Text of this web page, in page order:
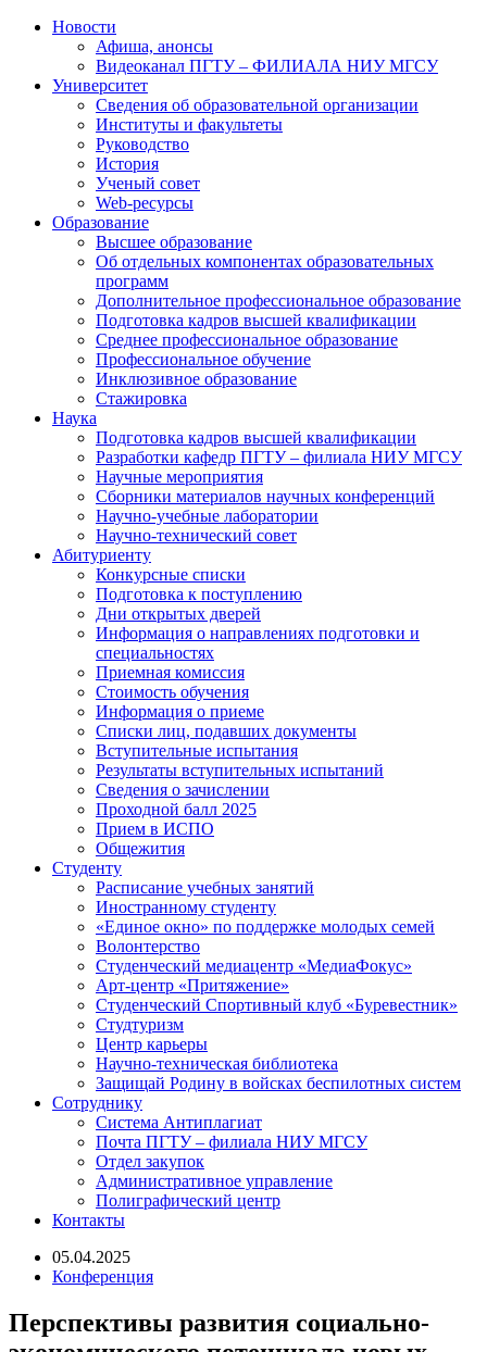
Новости
Афиша, анонсы
Видеоканал ПГТУ – ФИЛИАЛА НИУ МГСУ
Университет
Сведения об образовательной организации
Институты и факультеты
Руководство
История
Ученый совет
Web-ресурсы
Образование
Высшее образование
Об отдельных компонентах образовательных
программ
Дополнительное профессиональное образование
Подготовка кадров высшей квалификации
Среднее профессиональное образование
Профессиональное обучение
Инклюзивное образование
Стажировка
Наука
Подготовка кадров высшей квалификации
Разработки кафедр ПГТУ – филиала НИУ МГСУ
Научные мероприятия
Сборники материалов научных конференций
Научно-учебные лаборатории
Научно-технический совет
Абитуриенту
Конкурсные списки
Подготовка к поступлению
Дни открытых дверей
Информация о направлениях подготовки и
специальностях
Приемная комиссия
Стоимость обучения
Информация о приеме
Списки лиц, подавших документы
Вступительные испытания
Результаты вступительных испытаний
Сведения о зачислении
Проходной балл 2025
Прием в ИСПО
Общежития
Студенту
Расписание учебных занятий
Иностранному студенту
«Единое окно» по поддержке молодых семей
Волонтерство
Студенческий медиацентр «МедиаФокус»
Арт-центр «Притяжение»
Студенческий Спортивный клуб «Буревестник»
Студтуризм
Центр карьеры
Научно-техническая библиотека
Защищай Родину в войсках беспилотных систем
Сотруднику
Система Антиплагиат
Почта ПГТУ – филиала НИУ МГСУ
Отдел закупок
Административное управление
Полиграфический центр
Контакты
05.04.2025
Конференция
Перспективы развития социально-